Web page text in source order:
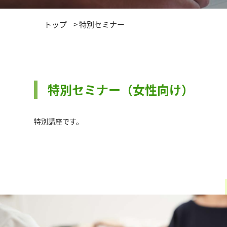
トップ >特別セミナー
特別セミナー（女性向け）
特別講座です。